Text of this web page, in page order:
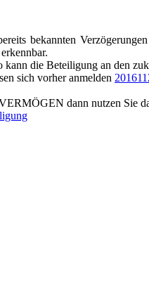
bekannten
die Beteiligung an den
sich vorher anmelden
dann nutzen Sie